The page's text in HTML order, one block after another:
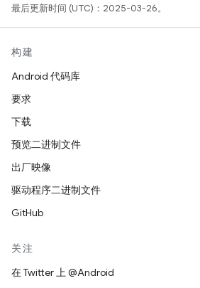
最后更新时间 (UTC)：2025-03-26。
构建
Android 代码库
要求
下载
预览二进制文件
出厂映像
驱动程序二进制文件
GitHub
关注
在 Twitter 上 @Android